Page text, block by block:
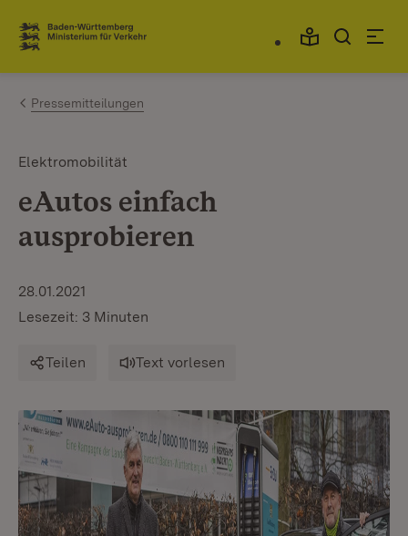
Zum Inhalt springen
Link zur Startseite
Pressemitteilungen
Elektromobilität
eAutos einfach
ausprobieren
28.01.2021
Lesezeit: 3 Minuten
Teilen Text vorlesen